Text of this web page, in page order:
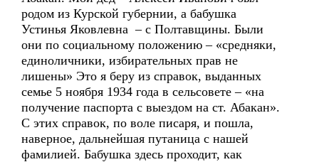
родом из Курской губернии, а бабушка
Устинья Яковлевна – с Полтавщины. Были
они по социальному положению – «средняки,
единоличники, избирательных прав не
лишены» Это я беру из справок, выданных
семье 5 ноября 1934 года в сельсовете – «на
получение паспорта с выездом на ст. Абакан».
С этих справок, по воле писаря, и пошла,
наверное, дальнейшая путаница с нашей
фамилией. Бабушка здесь проходит, как